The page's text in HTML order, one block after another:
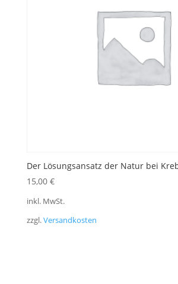
Der Lösungsansatz der Natur bei
15,00 €
inkl. MwSt.
zzgl.Versandkosten